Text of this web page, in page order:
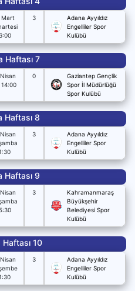
Mart
3
Adana Ayyıldız
Engelliler Spor
Kulübü
Haftası 7
14:00
0
Gaziantep Gençlik
Spor İl Müdürlüğü
Spor Kulübü
Haftası 8
3
Adana Ayyıldız
Engelliler Spor
Kulübü
Haftası 9
3
Kahramanmaraş
Büyükşehir
Belediyesi Spor
Kulübü
10
3
Adana Ayyıldız
Engelliler Spor
Kulübü